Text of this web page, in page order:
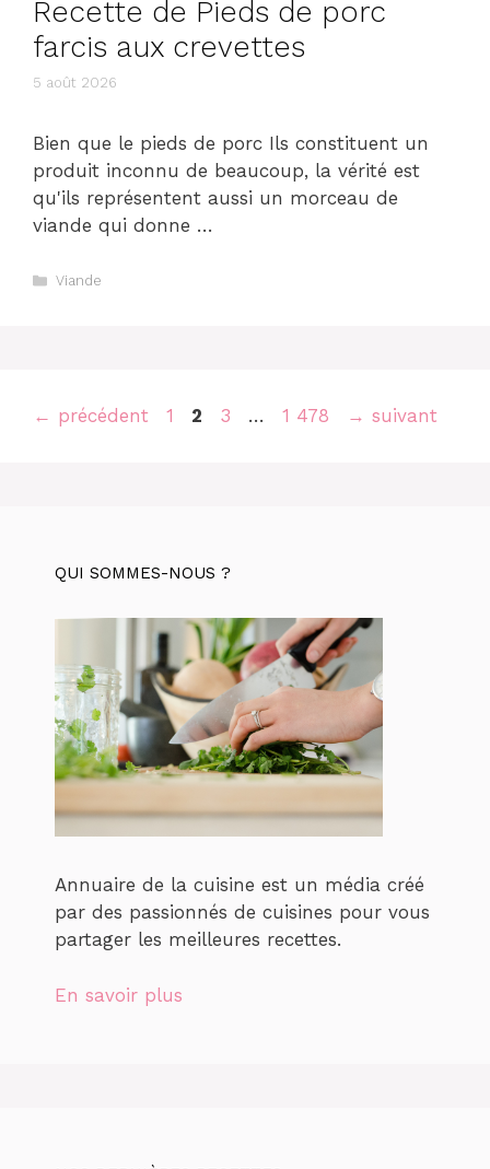
Recette de Pieds de porc
farcis aux crevettes
5 août 2026
Bien que le pieds de porc Ils constituent un
produit inconnu de beaucoup, la vérité est
qu'ils représentent aussi un morceau de
viande qui donne …
Catégories
Viande
Navigation
← précédent Page
1 Page
2 Page
3 … Page
1 478 → suivant
QUI SOMMES-NOUS ?
Annuaire de la cuisine est un média créé
par des passionnés de cuisines pour vous
partager les meilleures recettes.
En savoir plus